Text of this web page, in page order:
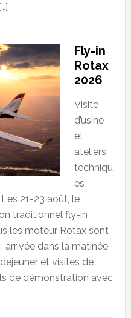
Fly-in
Rotax
2026
Visite
d’usine
et
ateliers
techniqu
es
21-23 août, le
traditionnel fly-in
les moteur Rotax sont
arrivée dans la matinée
et visites de
de démonstration avec